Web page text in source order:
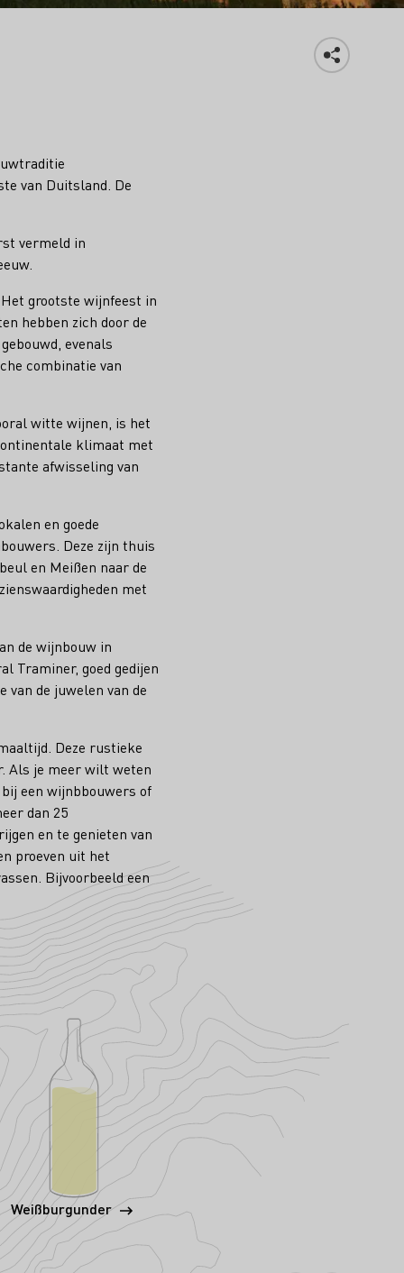
van Duitsland. De
vermeld in
grootste wijnfeest in
hebben zich door de
evenals
combinatie van
witte wijnen, is het
klimaat met
afwisseling van
en goede
Deze zijn thuis
en Meißen naar de
met
de wijnbouw in
Traminer, goed gedijen
van de juwelen van de
Deze rustieke
Als je meer wilt weten
een wijnbbouwers of
dan 25
en te genieten van
proeven uit het
Bijvoorbeeld een
Weißburgunder